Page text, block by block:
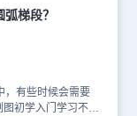
介绍，感兴趣的小
件中梯段夹点功能
梯段？
，有些时候会需要
初学入门学习不知